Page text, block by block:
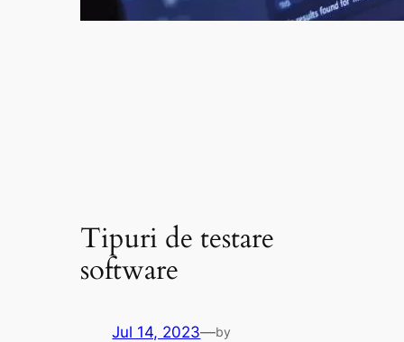
Tipuri de testare
software
Jul 14, 2023—by